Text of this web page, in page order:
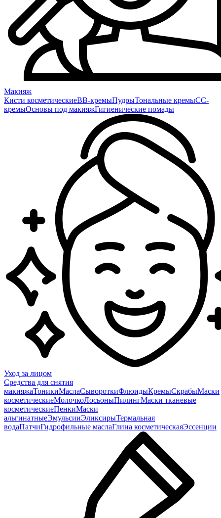
Макияж
Кисти косметическиеBB-кремыПудрыТональные кремыCC-
кремыОсновы под макияжГигиенические помады
Уход за лицом
Средства для снятия
макияжаТоникиМаслаСывороткиФлюидыКремыСкрабыМаски
косметическиеМолочкоЛосьоныПилингМаски тканевые
косметическиеПенкиМаски
альгинатныеЭмульсииЭликсирыТермальная
водаПатчиГидрофильные маслаГлина косметическаяЭссенции